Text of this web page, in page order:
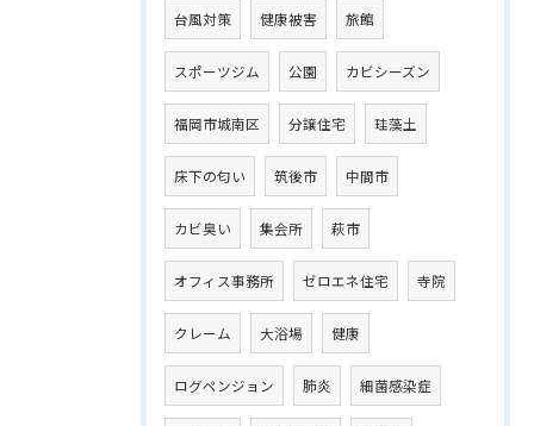
台風対策 健康被害 旅館
スポーツジム 公園 カビシーズン
福岡市城南区 分譲住宅 珪藻土
床下の匂い 筑後市 中間市
カビ臭い 集会所 萩市
オフィス事務所 ゼロエネ住宅 寺院
クレーム 大浴場 健康
ログペンジョン 肺炎 細菌感染症